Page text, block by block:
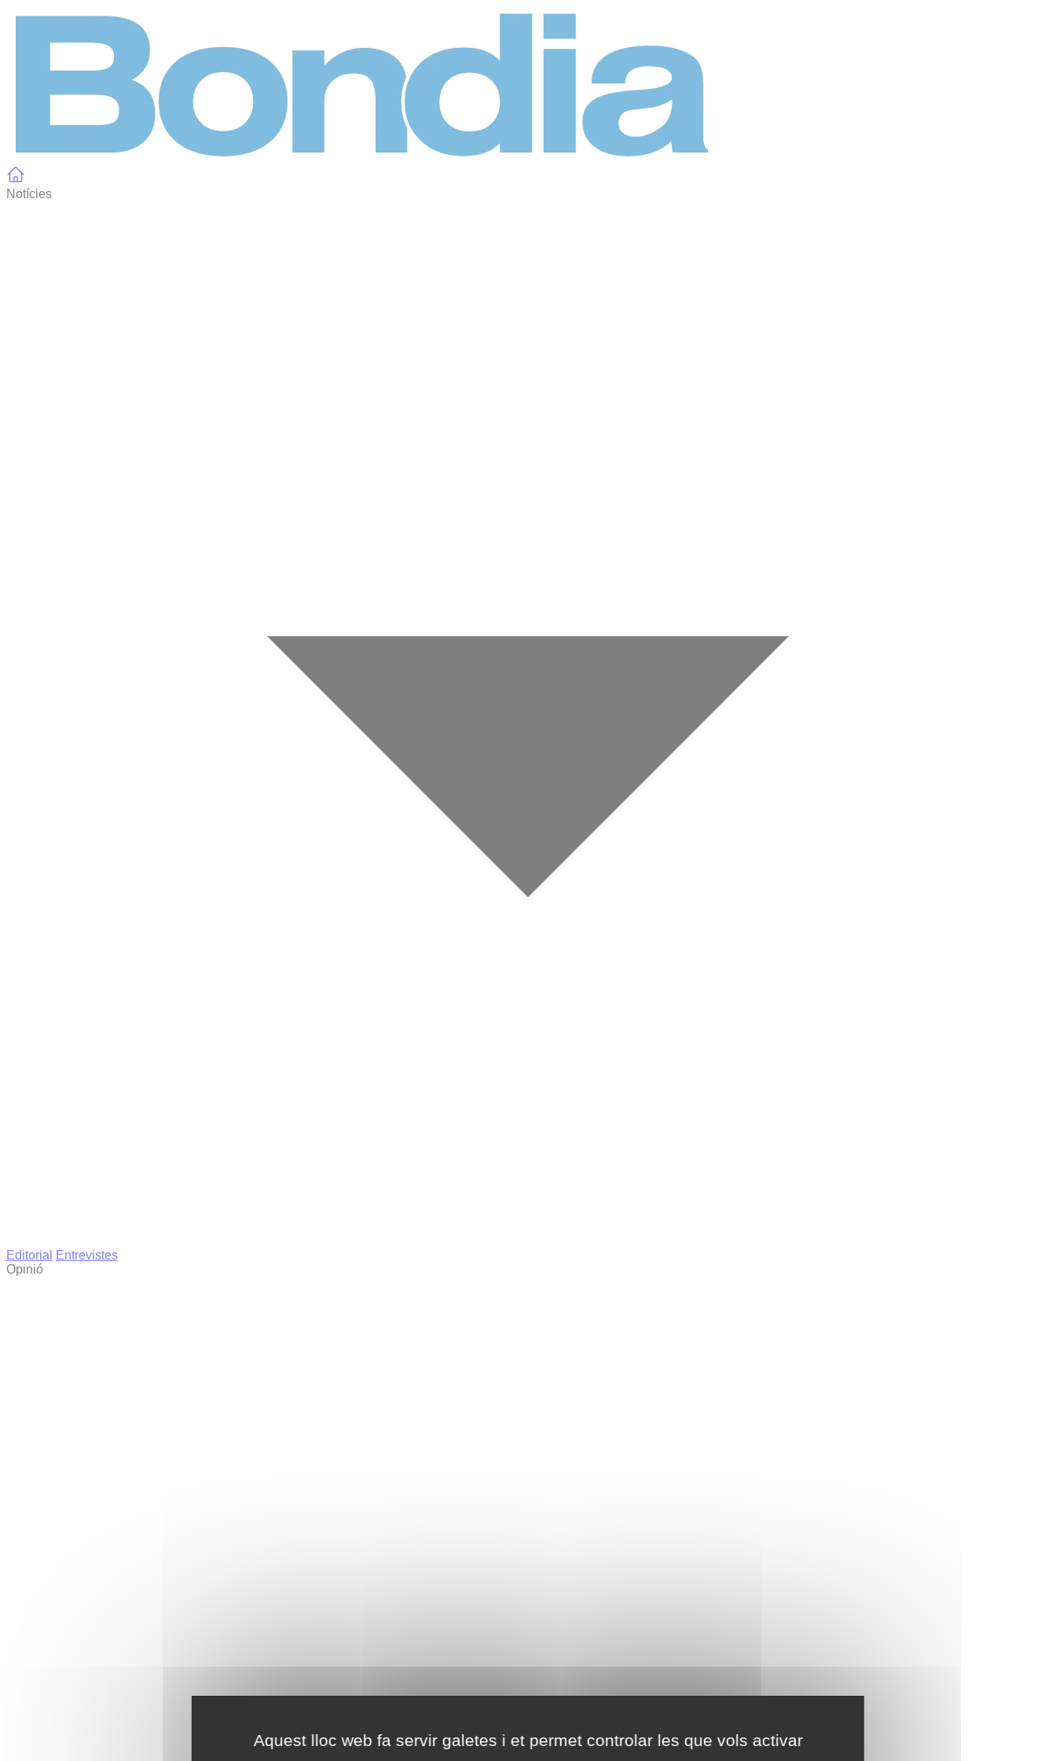
Aquest lloc web fa servir galetes i et permet controlar les que vols activar
Notícies
Editorial
Entrevistes
Opinió